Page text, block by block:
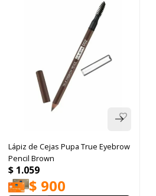
Lápiz de Cejas Pupa True Eyebrow
Pencil Brown
$ 1.059
$ 900